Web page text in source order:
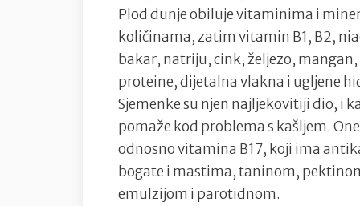
Plod dunje obiluje vitaminima i
količinama, zatim vitamin B1, B2,
bakar, natriju, cink, željezo,
proteine, dijetalna vlakna i ugljene
Sjemenke su njen najljekovitiji dio, i
pomaže kod problema s kašljem.
odnosno vitamina B17, koji ima
bogate i mastima, taninom,
emulzijom i parotidnom.